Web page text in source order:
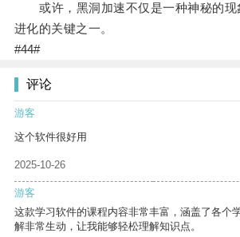
或许，黑洞加速不仅是一种神秘的现
进化的关键之一。
#44#
评论
游客
这个软件很好用
2025-10-26
游客
这款学习软件的课程内容非常丰富，涵盖了各个
解非常生动，让我能够轻松理解知识点。